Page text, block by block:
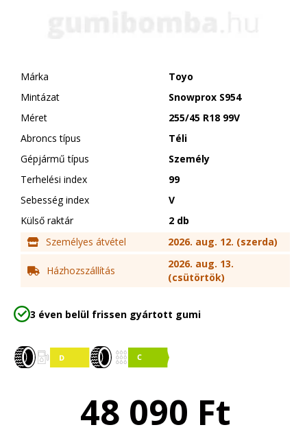
Márka
Toyo
Mintázat
Snowprox S954
Méret
255/45 R18 99V
Abroncs típus
Téli
Gépjármű típus
Személy
Terhelési index
99
Sebesség index
V
Külső raktár
2 db
Személyes átvétel
2026. aug. 12. (szerda)
Házhozszállítás
2026. aug. 13.
(csütörtök)
3 éven belül frissen gyártott gumi
48 090 Ft